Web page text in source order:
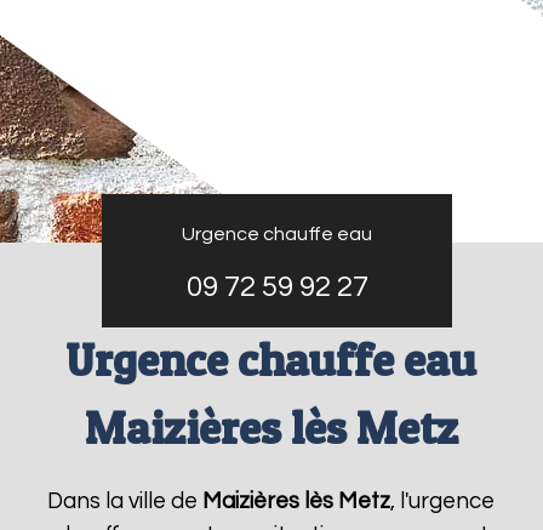
Urgence chauffe eau
09 72 59 92 27
Urgence chauffe eau
Maizières lès Metz
Dans la ville de Maizières lès Metz, l'urgence